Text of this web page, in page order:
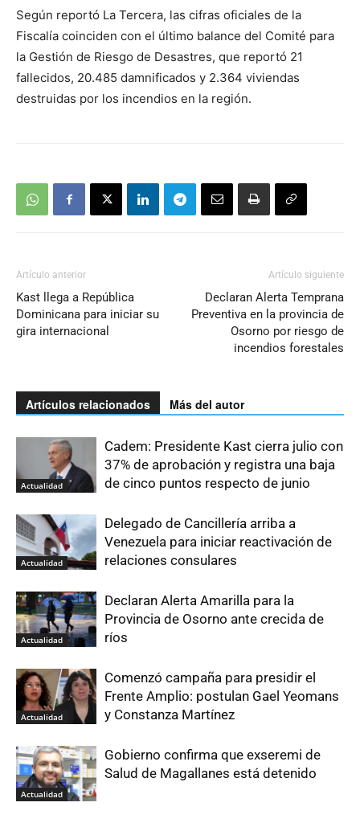
Según reportó La Tercera, las cifras oficiales de la
Fiscalía coinciden con el último balance del Comité para
la Gestión de Riesgo de Desastres, que reportó 21
fallecidos, 20.485 damnificados y 2.364 viviendas
destruidas por los incendios en la región.
Artículo anterior
Kast llega a República
Dominicana para iniciar su
gira internacional
Artículo siguiente
Declaran Alerta Temprana
Preventiva en la provincia de
Osorno por riesgo de
incendios forestales
Artículos relacionados Más del autor
Actualidad
Cadem: Presidente Kast cierra julio con
37% de aprobación y registra una baja
de cinco puntos respecto de junio
Actualidad
Delegado de Cancillería arriba a
Venezuela para iniciar reactivación de
relaciones consulares
Actualidad
Declaran Alerta Amarilla para la
Provincia de Osorno ante crecida de
ríos
Actualidad
Comenzó campaña para presidir el
Frente Amplio: postulan Gael Yeomans
y Constanza Martínez
Actualidad
Gobierno confirma que exseremi de
Salud de Magallanes está detenido